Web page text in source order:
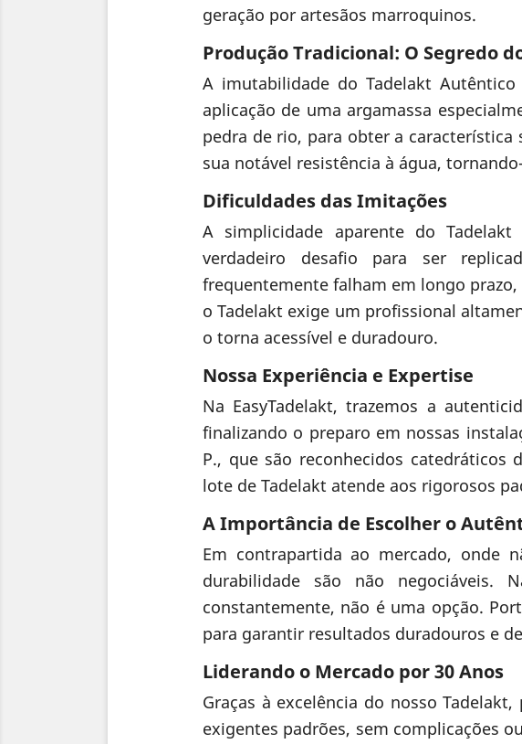
geração por artesãos marroquinos.
Produção Tradicional: O Segredo
A imutabilidade do Tadelakt
aplicação de uma argamassa
pedra de rio, para obter a característica
sua notável resistência à água,
Dificuldades das Imitações
A simplicidade aparente do
verdadeiro desafio para ser
frequentemente falham em longo
o Tadelakt exige um profissional
o torna acessível e duradouro.
Nossa Experiência e Expertise
Na EasyTadelakt, trazemos a
finalizando o preparo em nossas
P., que são reconhecidos catedráticos
lote de Tadelakt atende aos rigorosos
A Importância de Escolher o
Em contrapartida ao mercado, onde
durabilidade são não negociáveis.
constantemente, não é uma opção.
para garantir resultados duradouros e
Liderando o Mercado por 30 Anos
Graças à excelência do nosso
exigentes padrões, sem complicações